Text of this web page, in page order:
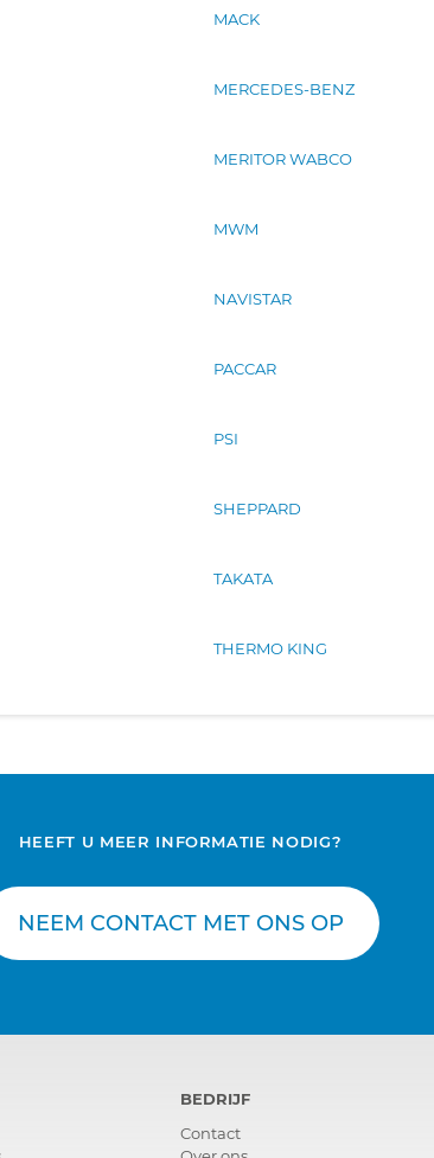
MACK
MERCEDES-BENZ
MERITOR WABCO
MWM
NAVISTAR
PACCAR
PSI
SHEPPARD
TAKATA
THERMO KING
HEEFT U MEER INFORMATIE NODIG?
NEEM CONTACT MET ONS OP
BEDRIJF
Contact